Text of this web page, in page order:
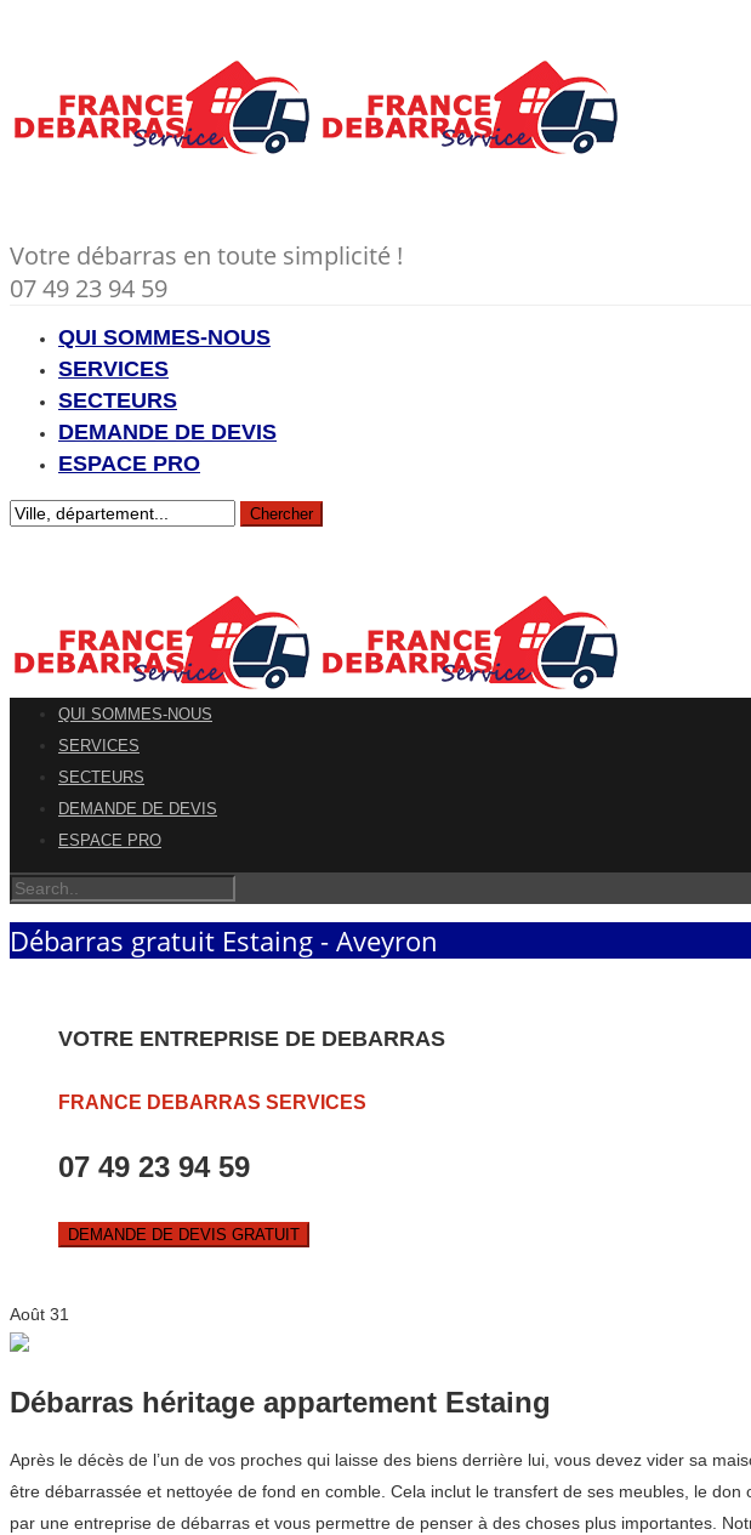
Votre débarras en toute simplicité !
07 49 23 94 59
QUI SOMMES-NOUS
SERVICES
SECTEURS
DEMANDE DE DEVIS
ESPACE PRO
QUI SOMMES-NOUS
SERVICES
SECTEURS
DEMANDE DE DEVIS
ESPACE PRO
Débarras gratuit Estaing - Aveyron
VOTRE ENTREPRISE DE DEBARRAS
FRANCE DEBARRAS SERVICES
07 49 23 94 59
DEMANDE DE DEVIS GRATUIT
Août 31
Débarras héritage appartement Estaing
Après le décès de l’un de vos proches qui laisse des biens derrière lui, vous devez vider sa
être débarrassée et nettoyée de fond en comble. Cela inclut le transfert de ses meubles, le
par une entreprise de débarras et vous permettre de penser à des choses plus importantes.